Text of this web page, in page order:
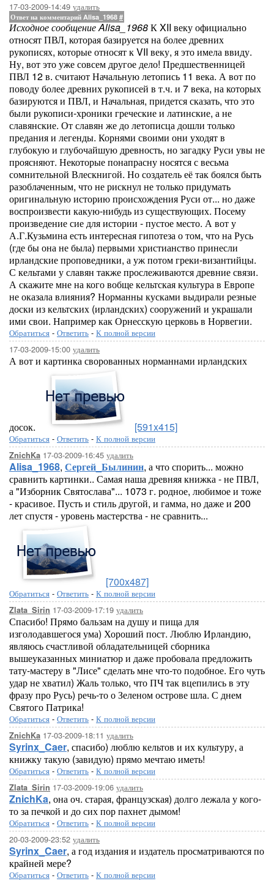
17-03-2009-14:49 удалить
Ответ на комментарий Alisa_1968 #
Исходное сообщение Alisa_1968К XII веку официально
относят ПВЛ, которая базируется на более древних
рукописях, которые относят к VII веку, я это имела ввиду.
Ну, вот это уже совсем другое дело! Предшественницей
ПВЛ 12 в. считают Начальную летопись 11 века. А вот по
поводу более древних рукописей в т.ч. и 7 века, на которых
базируются и ПВЛ, и Начальная, придется сказать, что это
были рукописи-хроники греческие и латинские, а не
славянские. От славян же до летописца дошли только
предания и легенды. Корнями своими они уходят в
глубокую и глубочайшую древность, но загадку Руси увы не
проясняют. Некоторые понапрасну носятся с весьма
сомнительной Влескнигой. Но создатель её так боялся быть
разоблаченным, что не рискнул не только придумать
оригинальную историю происхождения Руси от... но даже
воспроизвести какую-нибудь из существующих. Посему
произведение сие для истории - пустое место. А вот у
А.Г.Кузьмина есть интересная гипотеза о том, что на Русь
(где бы она не была) первыми христианство принесли
ирландские проповедники, а уж потом греки-византийцы.
С кельтами у славян также прослеживаются древние связи.
А скажите мне на кого вобще кельтская культура в Европе
не оказала влияния? Норманны кусками выдирали резные
доски из кельтских (ирландских) сооружений и украшали
ими свои. Например как Орнесскую церковь в Норвегии.
Обратиться - Ответить - К полной версии
17-03-2009-15:00 удалить
А вот и картинка сворованных норманнами ирландских
досок. [591x415]
Обратиться - Ответить - К полной версии
ZnichKa 17-03-2009-16:45 удалить
Alisa_1968, Сергей_Былинин, а что спорить... можно
сравнить картинки.. Самая наша древняя книжка - не ПВЛ,
а "Изборник Святослава"... 1073 г. родное, любимое и тоже
- красивое. Пусть и стиль другой, и гамма, но даже и 200
лет спустя - уровень мастерства - не сравнить...
[700x487]
Обратиться - Ответить - К полной версии
Zlata_Sirin 17-03-2009-17:19 удалить
Спасибо! Прямо бальзам на душу и пища для
изголодавшегося ума) Хороший пост. Люблю Ирландию,
являюсь счастливой обладательницей сборника
вышеуказанных миниатюр и даже пробовала предложить
тату-мастеру в "Лисе" сделать мне что-то подобное. Его чуть
удар не хватил) Жаль только, что ПЧ так вцепились в эту
фразу про Русь) речь-то о Зеленом острове шла. С днем
Святого Патрика!
Обратиться - Ответить - К полной версии
ZnichKa 17-03-2009-18:11 удалить
Syrinx_Caer, спасибо) люблю кельтов и их культуру, а
книжку такую (завидую) прямо мечтаю иметь!
Обратиться - Ответить - К полной версии
Zlata_Sirin 17-03-2009-19:06 удалить
ZnichKa, она оч. старая, французская) долго лежала у кого-
то за печкой и до сих пор пахнет дымом!
Обратиться - Ответить - К полной версии
20-03-2009-23:52 удалить
Syrinx_Caer, а год издания и издатель просматриваются по
крайней мере?
Обратиться - Ответить - К полной версии